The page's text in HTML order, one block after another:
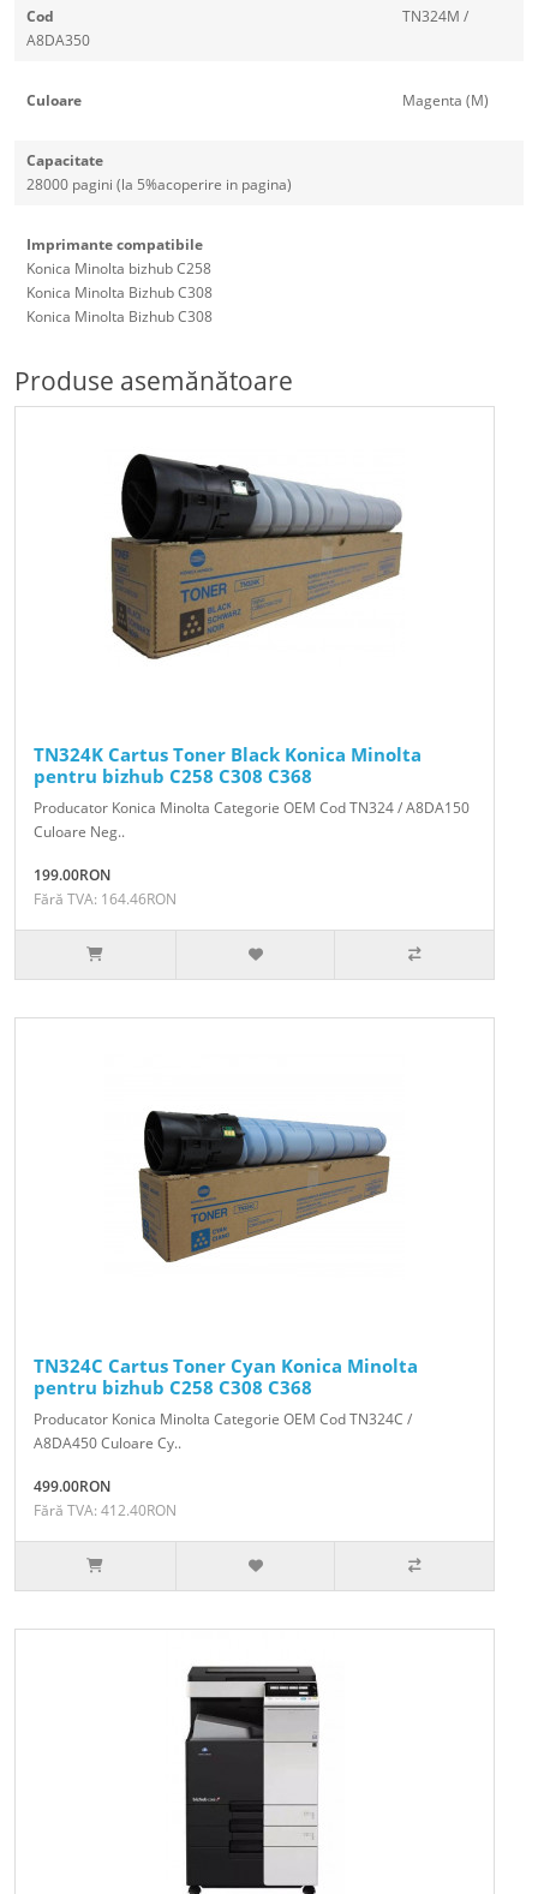
Cod
TN324M /
A8DA350
Culoare Magenta (M)
Capacitate
28000 pagini (la 5%acoperire in pagina)
Imprimante compatibile
Konica Minolta bizhub C258
Konica Minolta Bizhub C308
Konica Minolta Bizhub C308
Produse asemănătoare
TN324K Cartus Toner Black Konica Minolta
pentru bizhub C258 C308 C368
Producator Konica Minolta Categorie OEM Cod TN324 / A8DA150
Culoare Neg..
199.00RON
Fără TVA: 164.46RON
TN324C Cartus Toner Cyan Konica Minolta
pentru bizhub C258 C308 C368
Producator Konica Minolta Categorie OEM Cod TN324C /
A8DA450 Culoare Cy..
499.00RON
Fără TVA: 412.40RON